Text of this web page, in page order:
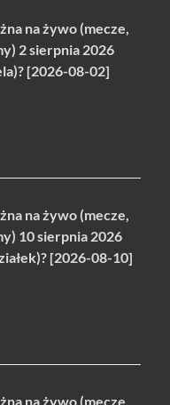
na żywo (mecze,
2 sierpnia 2026
[2026-08-02]
na żywo (mecze,
10 sierpnia 2026
[2026-08-10]
na żywo (mecze,